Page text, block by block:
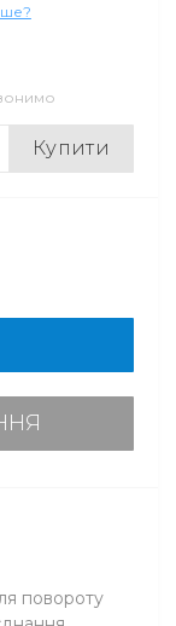
Купити
повороту